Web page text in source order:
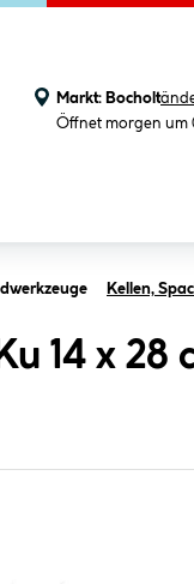
Markt: Bocholt
Öffnet morgen um
Kellen,
14 x 28